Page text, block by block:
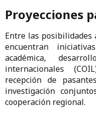
Proyecciones
Entre las posibilidades
encuentran
académica,
internacionales
recepción de
investigación
cooperación regional.